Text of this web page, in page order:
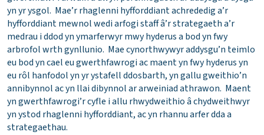
yn yr ysgol. Mae’r rhaglenni hyfforddiant achrededig a’r
hyfforddiant mewnol wedi arfogi staff â’r strategaeth a’r
medrau i ddod yn ymarferwyr mwy hyderus a bod yn fwy
arbrofol wrth gynllunio. Mae cynorthwywyr addysgu’n teimlo
eu bod yn cael eu gwerthfawrogi ac maent yn fwy hyderus yn
eu rôl hanfodol yn yr ystafell ddosbarth, yn gallu gweithio’n
annibynnol ac yn llai dibynnol ar arweiniad athrawon. Maent
yn gwerthfawrogi’r cyfle i allu rhwydweithio â chydweithwyr
yn ystod rhaglenni hyfforddiant, ac yn rhannu arfer dda a
strategaethau.